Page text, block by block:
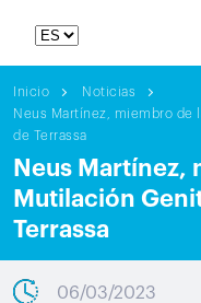
Inicio
Noticias
Neus Martínez, miembro de
de Terrassa
Neus Martínez,
Mutilación
Terrassa
06/03/2023